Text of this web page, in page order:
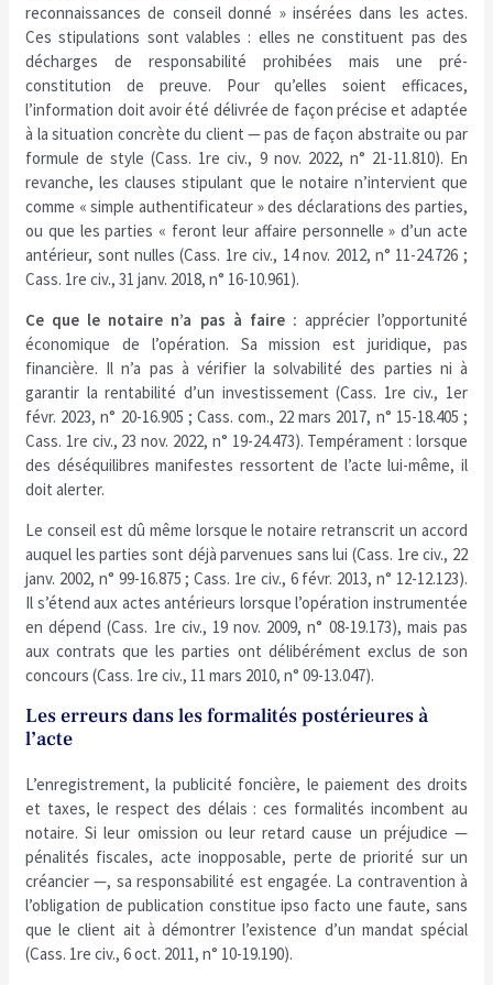
reconnaissances de conseil donné » insérées dans les actes.
Ces stipulations sont valables : elles ne constituent pas des
décharges de responsabilité prohibées mais une pré-
constitution de preuve. Pour qu’elles soient efficaces,
l’information doit avoir été délivrée de façon précise et adaptée
à la situation concrète du client — pas de façon abstraite ou par
formule de style (Cass. 1re civ., 9 nov. 2022, n° 21-11.810). En
revanche, les clauses stipulant que le notaire n’intervient que
comme « simple authentificateur » des déclarations des parties,
ou que les parties « feront leur affaire personnelle » d’un acte
antérieur, sont nulles (Cass. 1re civ., 14 nov. 2012, n° 11-24.726 ;
Cass. 1re civ., 31 janv. 2018, n° 16-10.961).
Ce que le notaire n’a pas à faire : apprécier l’opportunité
économique de l’opération. Sa mission est juridique, pas
financière. Il n’a pas à vérifier la solvabilité des parties ni à
garantir la rentabilité d’un investissement (Cass. 1re civ., 1er
févr. 2023, n° 20-16.905 ; Cass. com., 22 mars 2017, n° 15-18.405 ;
Cass. 1re civ., 23 nov. 2022, n° 19-24.473). Tempérament : lorsque
des déséquilibres manifestes ressortent de l’acte lui-même, il
doit alerter.
Le conseil est dû même lorsque le notaire retranscrit un accord
auquel les parties sont déjà parvenues sans lui (Cass. 1re civ., 22
janv. 2002, n° 99-16.875 ; Cass. 1re civ., 6 févr. 2013, n° 12-12.123).
Il s’étend aux actes antérieurs lorsque l’opération instrumentée
en dépend (Cass. 1re civ., 19 nov. 2009, n° 08-19.173), mais pas
aux contrats que les parties ont délibérément exclus de son
concours (Cass. 1re civ., 11 mars 2010, n° 09-13.047).
Les erreurs dans les formalités postérieures à
l’acte
L’enregistrement, la publicité foncière, le paiement des droits
et taxes, le respect des délais : ces formalités incombent au
notaire. Si leur omission ou leur retard cause un préjudice —
pénalités fiscales, acte inopposable, perte de priorité sur un
créancier —, sa responsabilité est engagée. La contravention à
l’obligation de publication constitue ipso facto une faute, sans
que le client ait à démontrer l’existence d’un mandat spécial
(Cass. 1re civ., 6 oct. 2011, n° 10-19.190).